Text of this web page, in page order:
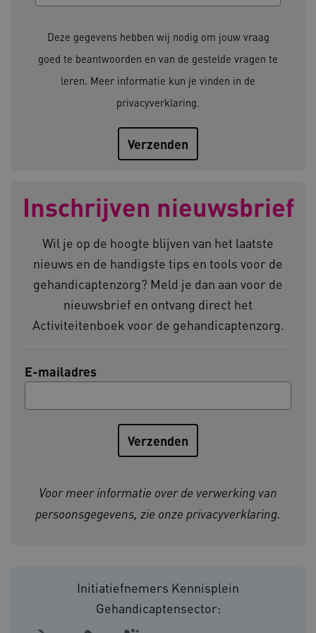
Deze gegevens hebben wij nodig om jouw vraag
goed te beantwoorden en van de gestelde vragen te
leren. Meer informatie kun je vinden in de
privacyverklaring.
Inschrijven nieuwsbrief
Wil je op de hoogte blijven van het laatste
nieuws en de handigste tips en tools voor de
gehandicaptenzorg? Meld je dan aan voor de
nieuwsbrief en ontvang direct het
Activiteitenboek voor de gehandicaptenzorg.
E-mailadres
Voor meer informatie over de verwerking van
persoonsgegevens, zie onze privacyverklaring.
Initiatiefnemers Kennisplein
Gehandicaptensector:
worden altijd geplaatst en maken geen inbreuk
op uw privacy.
.youtube.com
__cf_bm
Cloudflare Inc.
.vimeo.com
CookieScriptConsent
CookieScript
www.kennispleingehandicaptensector.nl
Google Privacy Policy